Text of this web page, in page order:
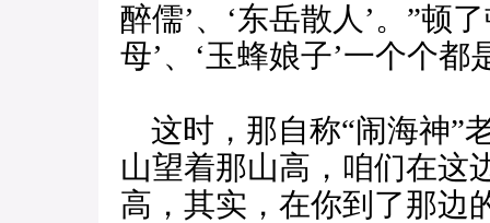
醉儒’、‘东岳散人’。”顿
母’、‘玉蜂娘子’一个个
这时，那自称“闹海神”
山望着那山高，咱们在这
高，其实，在你到了那边